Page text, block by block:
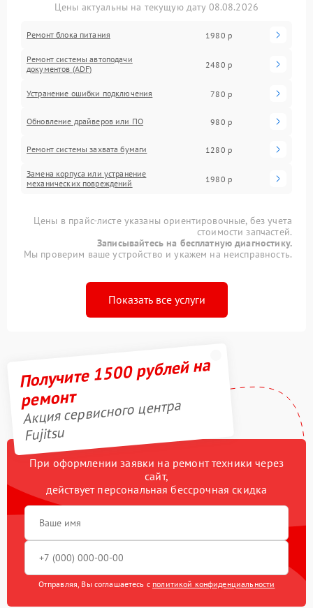
Цены актуальны на текущую дату 08.08.2026
Ремонт блока питания 1980 р
Ремонт системы автоподачи
документов (ADF)
2480 р
Устранение ошибки подключения 780 р
Обновление драйверов или ПО 980 р
Ремонт системы захвата бумаги 1280 р
Замена корпуса или устранение
механических повреждений
1980 р
Цены в прайс-листе указаны ориентировочные, без учета
стоимости запчастей.
Записывайтесь на бесплатную диагностику.
Мы проверим ваше устройство и укажем на неисправность.
Показать все услуги
Получите 1500 рублей на
ремонт
Акция сервисного центра
Fujitsu
При оформлении заявки на ремонт техники через
сайт,
действует персональная бессрочная скидка
Отправляя, Вы соглашаетесь с политикой конфиденциальности